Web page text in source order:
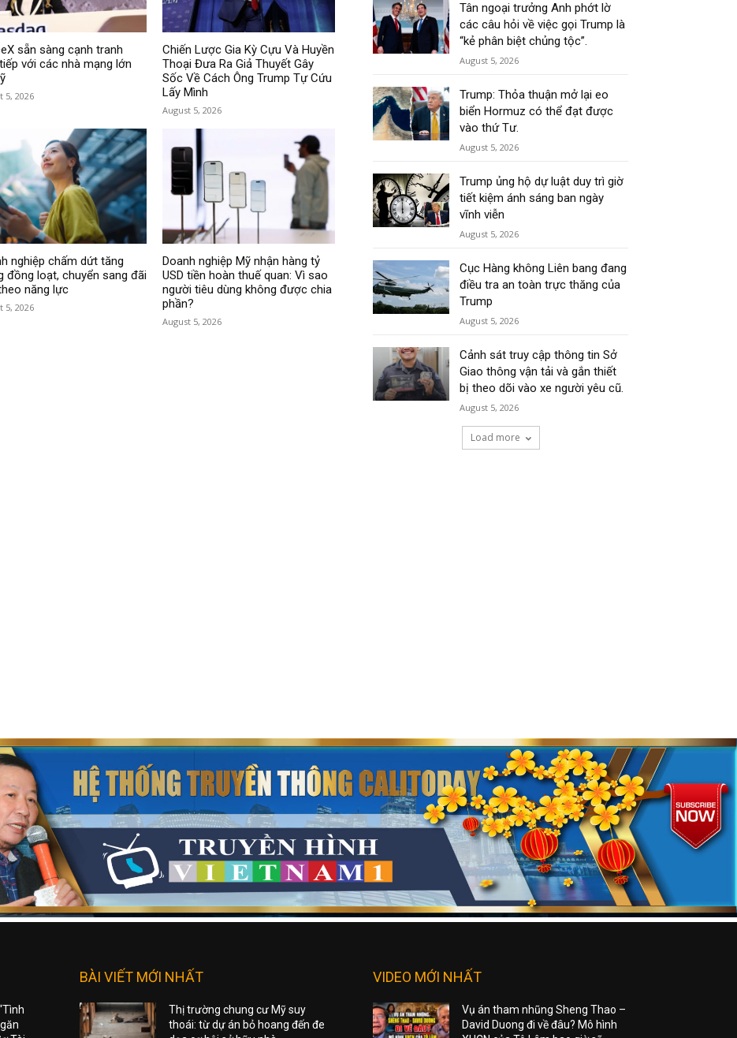
sẵn sàng cạnh tranh
với các nhà mạng lớn
5, 2026
Chiến Lược Gia Kỳ Cựu Và Huyền
Thoại Đưa Ra Giả Thuyết Gây
Sốc Về Cách Ông Trump Tự Cứu
Lấy Mình
August 5, 2026
nghiệp chấm dứt tăng
đồng loạt, chuyển sang đãi
năng lực
5, 2026
Doanh nghiệp Mỹ nhận hàng tỷ
USD tiền hoàn thuế quan: Vì sao
người tiêu dùng không được chia
phần?
August 5, 2026
Tân ngoại trưởng Anh phớt lờ
các câu hỏi về việc gọi Trump là
“kẻ phân biệt chủng tộc”.
August 5, 2026
Trump: Thỏa thuận mở lại eo
biển Hormuz có thể đạt được
vào thứ Tư.
August 5, 2026
Trump ủng hộ dự luật duy trì giờ
tiết kiệm ánh sáng ban ngày
vĩnh viễn
August 5, 2026
Cục Hàng không Liên bang đang
điều tra an toàn trực thăng của
Trump
August 5, 2026
Cảnh sát truy cập thông tin Sở
Giao thông vận tải và gắn thiết
bị theo dõi vào xe người yêu cũ.
August 5, 2026
Load more
BÀI VIẾT MỚI NHẤT
Thị trường chung cư Mỹ suy
thoái: từ dự án bỏ hoang đến đe
VIDEO MỚI NHẤT
Vụ án tham nhũng Sheng Thao –
David Duong đi về đâu? Mô hình